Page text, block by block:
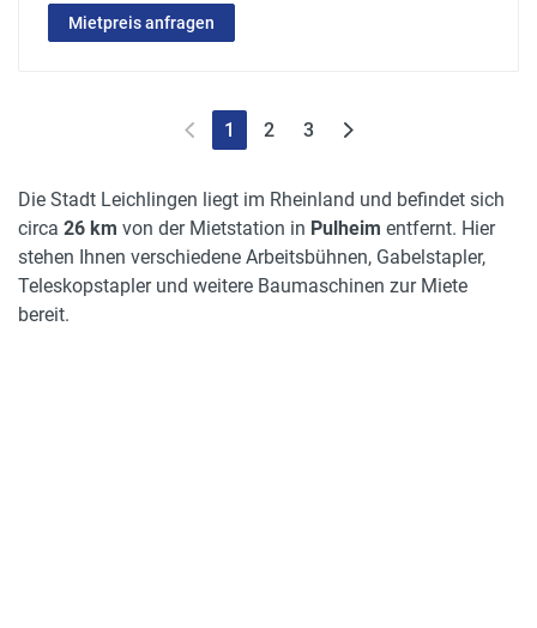
Mietpreis anfragen
1 2 3
Die Stadt Leichlingen liegt im Rheinland und befindet sich
circa 26 km von der Mietstation in Pulheim entfernt. Hier
stehen Ihnen verschiedene Arbeitsbühnen, Gabelstapler,
Teleskopstapler und weitere Baumaschinen zur Miete
bereit.